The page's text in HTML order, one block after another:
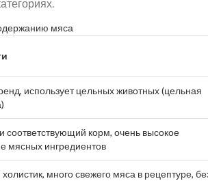
мяса
использует цельных животных (цельная
соответствующий корм, очень высокое
мясных ингредиентов
много свежего мяса в рецептуре,